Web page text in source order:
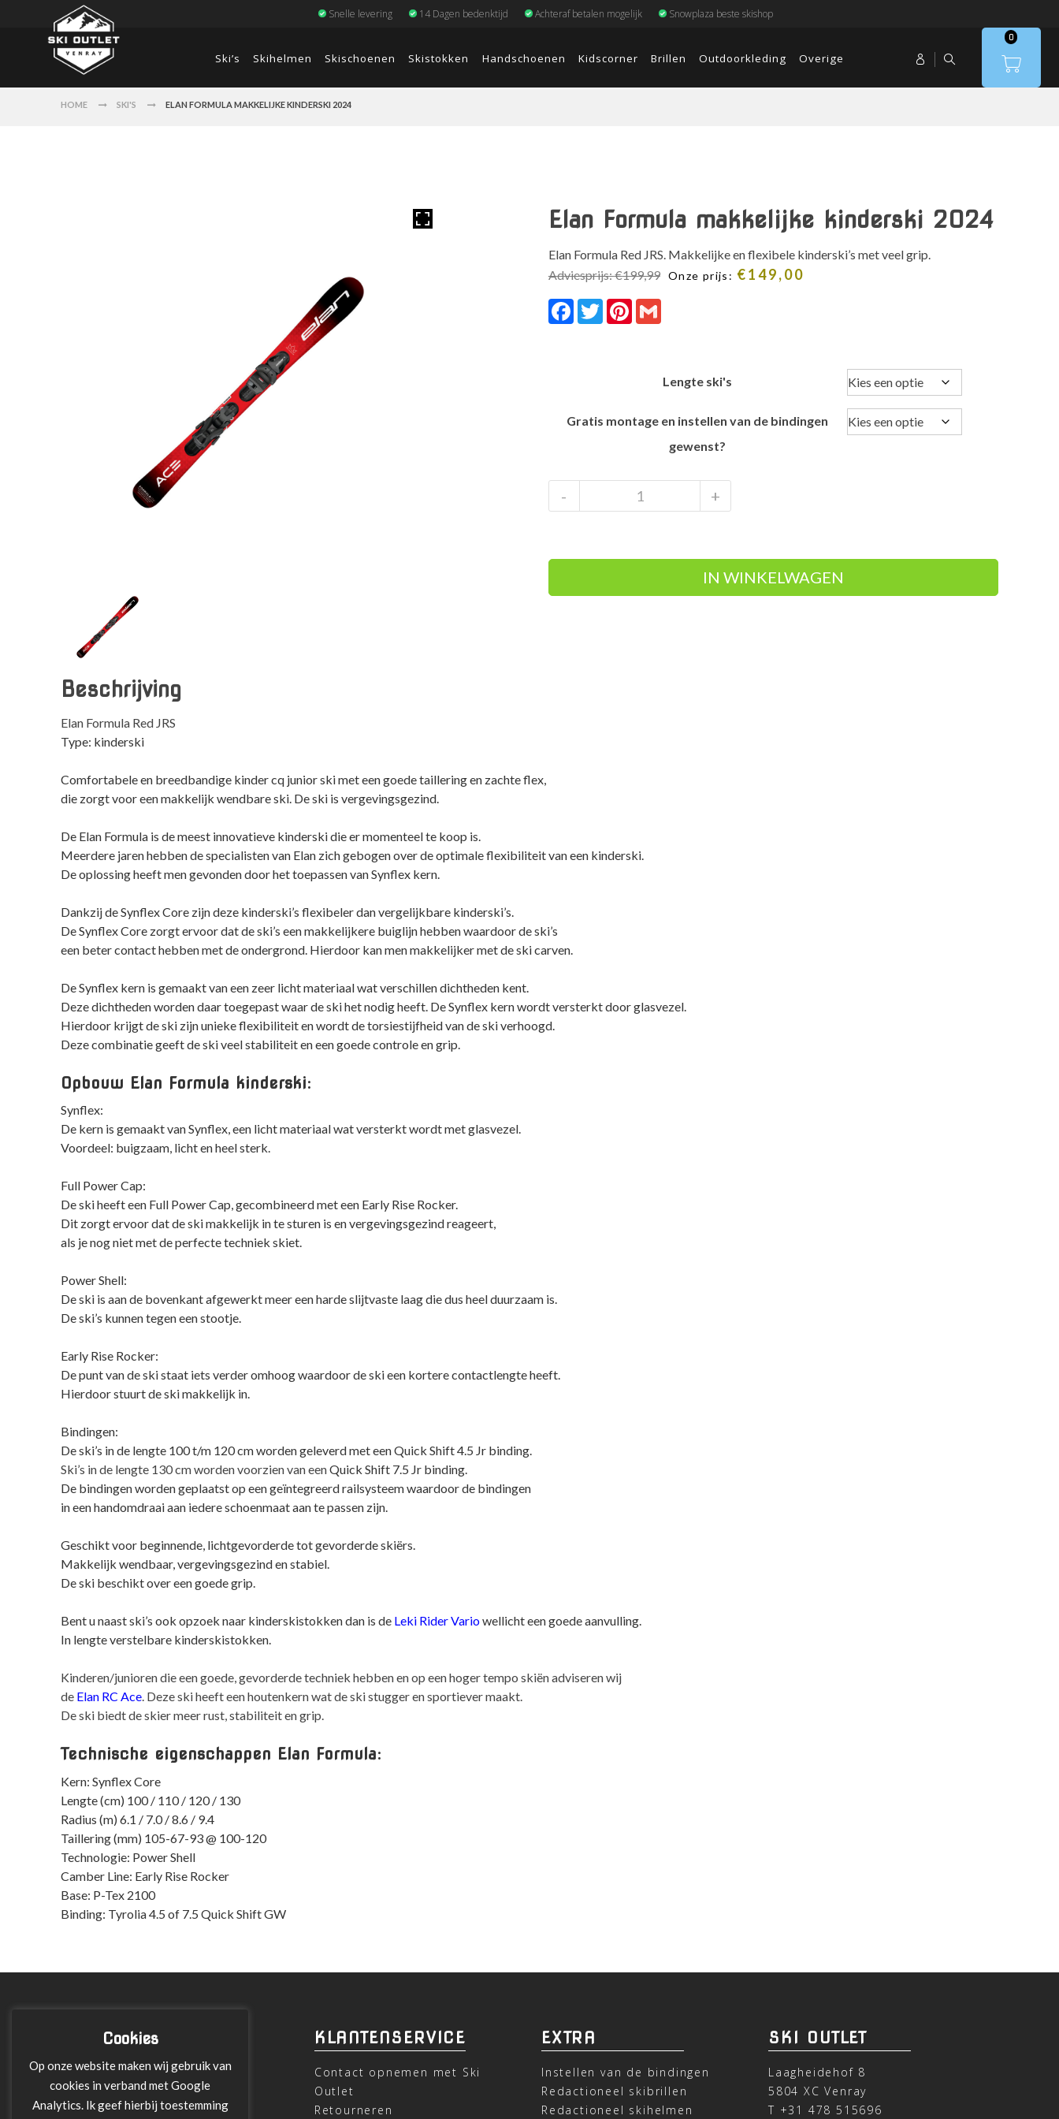
Snelle levering 14 Dagen bedenktijd Achteraf betalen mogelijk Snowplaza beste skishop
Ski’s Skihelmen Skischoenen Skistokken Handschoenen Kidscorner Brillen Outdoorkleding Overige
0
HOME SKI'S ELAN FORMULA MAKKELIJKE KINDERSKI 2024
Elan Formula makkelijke kinderski 2024
Elan Formula Red JRS. Makkelijke en flexibele kinderski’s met veel grip.
Adviesprijs:€199,99 Onze prijs: €149,00
Facebook
TwitterPinterestGmail
Lengte ski's
Gratis montage en instellen van de bindingen
gewenst?
Formula
2024
+
-
IN WINKELWAGEN
Beschrijving
Elan Formula Red JRS
Type: kinderski
Comfortabele en breedbandige kinder cq junior ski met een goede taillering en zachte flex,
die zorgt voor een makkelijk wendbare ski. De ski is vergevingsgezind.
De Elan Formula is de meest innovatieve kinderski die er momenteel te koop is.
Meerdere jaren hebben de specialisten van Elan zich gebogen over de optimale flexibiliteit van een kinderski.
De oplossing heeft men gevonden door het toepassen van Synflex kern.
Dankzij de Synflex Core zijn deze kinderski’s flexibeler dan vergelijkbare kinderski’s.
De Synflex Core zorgt ervoor dat de ski’s een makkelijkere buiglijn hebben waardoor de ski’s
een beter contact hebben met de ondergrond. Hierdoor kan men makkelijker met de ski carven.
De Synflex kern is gemaakt van een zeer licht materiaal wat verschillen dichtheden kent.
Deze dichtheden worden daar toegepast waar de ski het nodig heeft. De Synflex kern wordt versterkt door glasvezel.
Hierdoor krijgt de ski zijn unieke flexibiliteit en wordt de torsiestijfheid van de ski verhoogd.
Deze combinatie geeft de ski veel stabiliteit en een goede controle en grip.
Opbouw Elan Formula kinderski:
Synflex:
De kern is gemaakt van Synflex, een licht materiaal wat versterkt wordt met glasvezel.
Voordeel: buigzaam, licht en heel sterk.
Full Power Cap:
De ski heeft een Full Power Cap, gecombineerd met een Early Rise Rocker.
Dit zorgt ervoor dat de ski makkelijk in te sturen is en vergevingsgezind reageert,
als je nog niet met de perfecte techniek skiet.
Power Shell:
De ski is aan de bovenkant afgewerkt meer een harde slijtvaste laag die dus heel duurzaam is.
De ski’s kunnen tegen een stootje.
Early Rise Rocker:
De punt van de ski staat iets verder omhoog waardoor de ski een kortere contactlengte heeft.
Hierdoor stuurt de ski makkelijk in.
Bindingen:
De ski’s in de lengte 100 t/m 120 cm worden geleverd met een Quick Shift 4.5 Jr binding.
Ski’s in de lengte 130 cm worden voorzien van eenQuick Shift 7.5 Jr binding.
De bindingen worden geplaatst op een geïntegreerd railsysteem waardoor de bindingen
in een handomdraai aan iedere schoenmaat aan te passen zijn.
Geschikt voor beginnende, lichtgevorderde tot gevorderde skiërs.
Makkelijk wendbaar, vergevingsgezind en stabiel.
De ski beschikt over een goede grip.
Bent u naast ski’s ook opzoek naar kinderskistokken dan is de Leki Rider Variowellicht een goede aanvulling.
In lengte verstelbare kinderskistokken.
Kinderen/junioren die een goede, gevorderde techniek hebben en op een hoger tempo skiën adviseren wij
de Elan RC Ace. Deze ski heeft een houtenkern wat de ski stugger en sportiever maakt.
De ski biedt de skier meer rust, stabiliteit en grip.
Technische eigenschappen Elan Formula:
Kern: Synflex Core
Lengte (cm) 100 / 110 / 120 / 130
Radius (m) 6.1 / 7.0 / 8.6 / 9.4
Taillering (mm) 105-67-93 @ 100-120
Technologie: Power Shell
Camber Line: Early Rise Rocker
Base: P-Tex 2100
Binding: Tyrolia 4.5 of 7.5 Quick Shift GW
INFORMATIE
Over ons
Leveringen
Betalen met Klarna
KLANTENSERVICE
Contact opnemen met Ski
Outlet
Retourneren
EXTRA
Instellen van de bindingen
Redactioneel skibrillen
Redactioneel skihelmen
SKI OUTLET
Laagheidehof 8
5804 XC Venray
T +31 478 515696
Cookies
Op onze website maken wij gebruik van
cookies in verband met Google
Analytics. Ik geef hierbij toestemming